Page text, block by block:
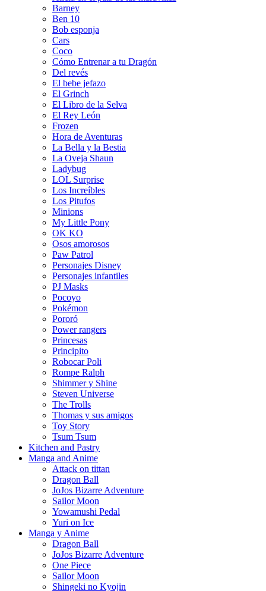
Barney
Ben 10
Bob esponja
Cars
Coco
Cómo Entrenar a tu Dragón
Del revés
El bebe jefazo
El Grinch
El Libro de la Selva
El Rey León
Frozen
Hora de Aventuras
La Bella y la Bestia
La Oveja Shaun
Ladybug
LOL Surprise
Los Increíbles
Los Pitufos
Minions
My Little Pony
OK KO
Osos amorosos
Paw Patrol
Personajes Disney
Personajes infantiles
PJ Masks
Pocoyo
Pokémon
Pororó
Power rangers
Princesas
Principito
Robocar Poli
Rompe Ralph
Shimmer y Shine
Steven Universe
The Trolls
Thomas y sus amigos
Toy Story
Tsum Tsum
Kitchen and Pastry
Manga and Anime
Attack on tittan
Dragon Ball
JoJos Bizarre Adventure
Sailor Moon
Yowamushi Pedal
Yuri on Ice
Manga y Anime
Dragon Ball
JoJos Bizarre Adventure
One Piece
Sailor Moon
Shingeki no Kyojin